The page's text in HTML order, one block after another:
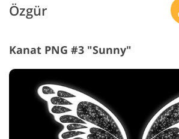
Özgür
Kanat PNG #3 "Sunny"